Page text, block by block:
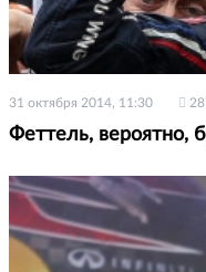
31 октября 2014, 11:30
Феттель, вероятно,